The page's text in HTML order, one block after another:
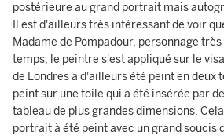
postérieure au grand portrait mais
Il est d'ailleurs très intéressant de voir
Madame de Pompadour, personnage
temps, le peintre s'est appliqué sur le
de Londres a d'ailleurs été peint en deux
peint sur une toile qui a été insérée par
tableau de plus grandes dimensions.
portrait à été peint avec un grand soucis